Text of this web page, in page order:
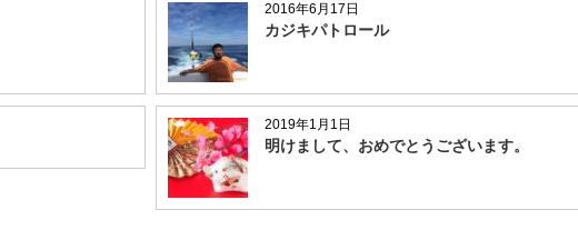
2016年6月17日
カジキパトロール
2019年1月1日
明けまして、おめでとうございます。